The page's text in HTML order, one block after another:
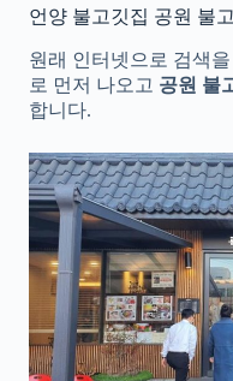
언양 불고깃집 공원 불고
원래 인터넷으로 검색을
로 먼저 나오고 공원 불
합니다.